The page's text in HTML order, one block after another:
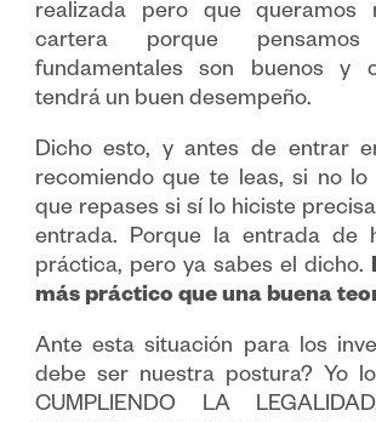
realizada pero que queramos
cartera porque
fundamentales son buenos y
tendrá un buen desempeño.
Dicho esto, y antes de entrar
recomiendo que te leas, si no lo
que repases si sí lo hiciste
entrada. Porque la entrada de
práctica, pero ya sabes el dicho.
más práctico que una buena
Ante esta situación para los
debe ser nuestra postura? Yo
CUMPLIENDO LA